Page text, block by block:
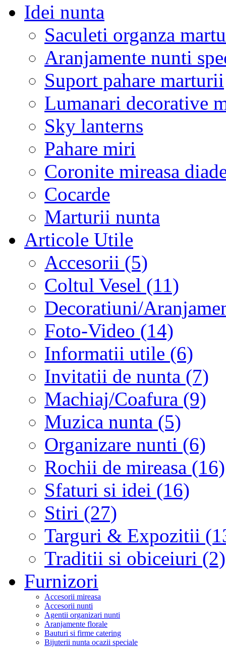
Idei nunta
Saculeti organza
Aranjamente nunti
Suport pahare marturii
Lumanari decorative
Sky lanterns
Pahare miri
Coronite mireasa
Cocarde
Marturii nunta
Articole Utile
Accesorii (5)
Coltul Vesel (11)
Decoratiuni/
Foto-Video (14)
Informatii utile (6)
Invitatii de nunta (7)
Machiaj/Coafura (9)
Muzica nunta (5)
Organizare nunti (6)
Rochii de mireasa (16)
Sfaturi si idei (16)
Stiri (27)
Targuri & Expozitii
Traditii si obiceiuri (2)
Furnizori
Accesorii mireasa
Accesorii nunti
Agentii organizari nunti
Aranjamente florale
Bauturi si firme catering
Bijuterii nunta ocazii speciale